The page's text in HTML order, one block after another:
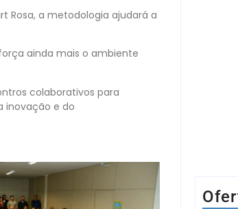
Rosa, a metodologia ajudará a
ainda mais o ambiente
colaborativos para
inovação e do